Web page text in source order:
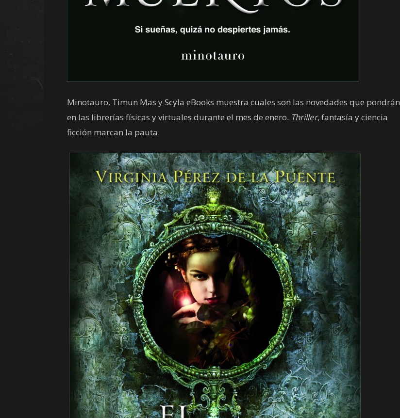
Minotauro, Timun Mas y Scyla eBooks muestra cuales son las novedades que pondrán
en las librerías físicas y virtuales durante el mes de enero. Thriller, fantasía y ciencia
ficción marcan la pauta.